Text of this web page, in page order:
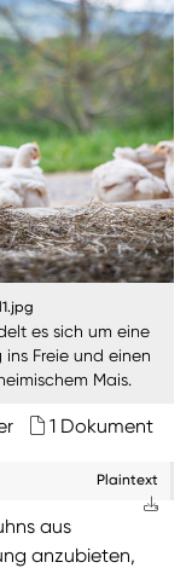
tragen Sie
ein
nicht für
Aktionen,
uvm.
es sich um eine
Freie und einen
Mais.
1 Dokument
Plaintext
aus
anzubieten,